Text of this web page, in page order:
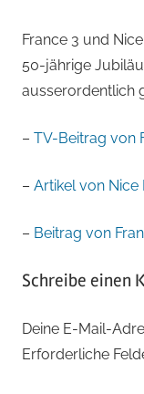
France 3 und
50-jährige
ausserordentlich
– TV-Beitrag von
– Artikel von Nice
– Beitrag von
Schreibe einen
Deine E-Mail-
Erforderliche